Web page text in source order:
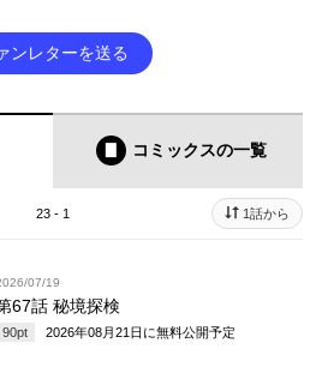
ンレターを送る
コミックスの一覧
23 - 1 1話から
07/19
67話 秘境探検
90pt 2026年08月21日 に無料公開予定